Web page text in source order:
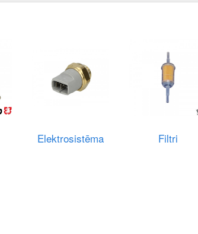
Elektrosistēma Filtri